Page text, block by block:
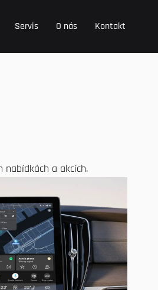
Servis O nás Kontakt
nabídkách a akcích.